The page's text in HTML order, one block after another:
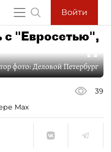
Войти
"Евросетью",
фото:Деловой Петербург
39
Max